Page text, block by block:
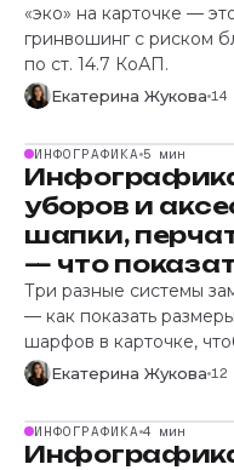
«эко» на карточке —
гринвошинг с риском
по ст. 14.7 КоАП.
Екатерина Жукова 14
ИНФОГРАФИКА 5 мин
уборов и
шапки,
— что
Три разные системы
— как показать
шарфов в карточке,
Екатерина Жукова 12
ИНФОГРАФИКА 4 мин